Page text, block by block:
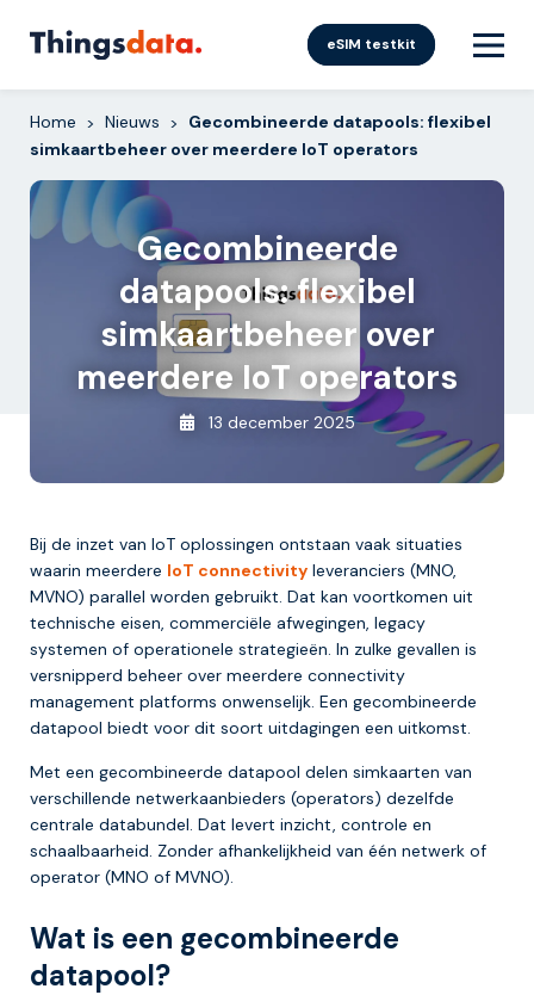
eSIM testkit
Home > Nieuws >
Gecombineerde datapools: flexibel
simkaartbeheer over meerdere IoT operators
Gecombineerde
datapools: flexibel
simkaartbeheer over
meerdere IoT operators
13 december 2025
Bij de inzet van IoT oplossingen ontstaan vaak situaties
waarin meerdere IoT connectivity leveranciers (MNO,
MVNO) parallel worden gebruikt. Dat kan voortkomen uit
technische eisen, commerciële afwegingen, legacy
systemen of operationele strategieën. In zulke gevallen is
versnipperd beheer over meerdere connectivity
management platforms onwenselijk. Een gecombineerde
datapool biedt voor dit soort uitdagingen een uitkomst.
Met een gecombineerde datapool delen simkaarten van
verschillende netwerkaanbieders (operators) dezelfde
centrale databundel. Dat levert inzicht, controle en
schaalbaarheid. Zonder afhankelijkheid van één netwerk of
operator (MNO of MVNO).
Wat is een gecombineerde
datapool?